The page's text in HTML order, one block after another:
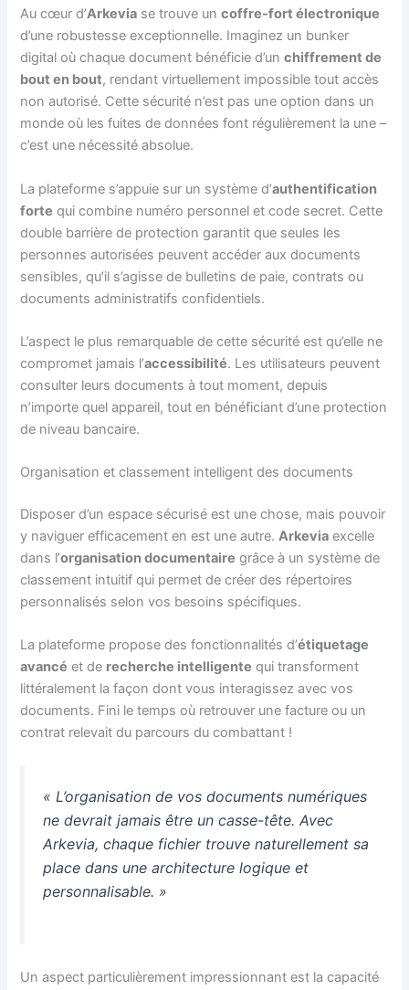
Au cœur d’Arkevia se trouve uncoffre-fort électronique
d’une robustesse exceptionnelle. Imaginez un bunker
digital où chaque document bénéficie d’unchiffrement de
bout en bout, rendant virtuellement impossible tout accès
non autorisé. Cette sécurité n’est pas une option dans un
monde où les fuites de données font régulièrement la une –
c’est une nécessité absolue.
La plateforme s’appuie sur un système d’authentification
forte qui combine numéro personnel et code secret. Cette
double barrière de protection garantit que seules les
personnes autorisées peuvent accéder aux documents
sensibles, qu’il s’agisse de bulletins de paie, contrats ou
documents administratifs confidentiels.
L’aspect le plus remarquable de cette sécurité est qu’elle ne
compromet jamais l’accessibilité. Les utilisateurs peuvent
consulter leurs documents à tout moment, depuis
n’importe quel appareil, tout en bénéficiant d’une protection
de niveau bancaire.
Organisation et classement intelligent des documents
Disposer d’un espace sécurisé est une chose, mais pouvoir
y naviguer efficacement en est une autre.Arkevia excelle
dans l’organisation documentaire grâce à un système de
classement intuitif qui permet de créer des répertoires
personnalisés selon vos besoins spécifiques.
La plateforme propose des fonctionnalités d’étiquetage
avancé et de recherche intelligente qui transforment
littéralement la façon dont vous interagissez avec vos
documents. Fini le temps où retrouver une facture ou un
contrat relevait du parcours du combattant !
« L’organisation de vos documents numériques
ne devrait jamais être un casse-tête. Avec
Arkevia, chaque fichier trouve naturellement sa
place dans une architecture logique et
personnalisable. »
Un aspect particulièrement impressionnant est la capacité